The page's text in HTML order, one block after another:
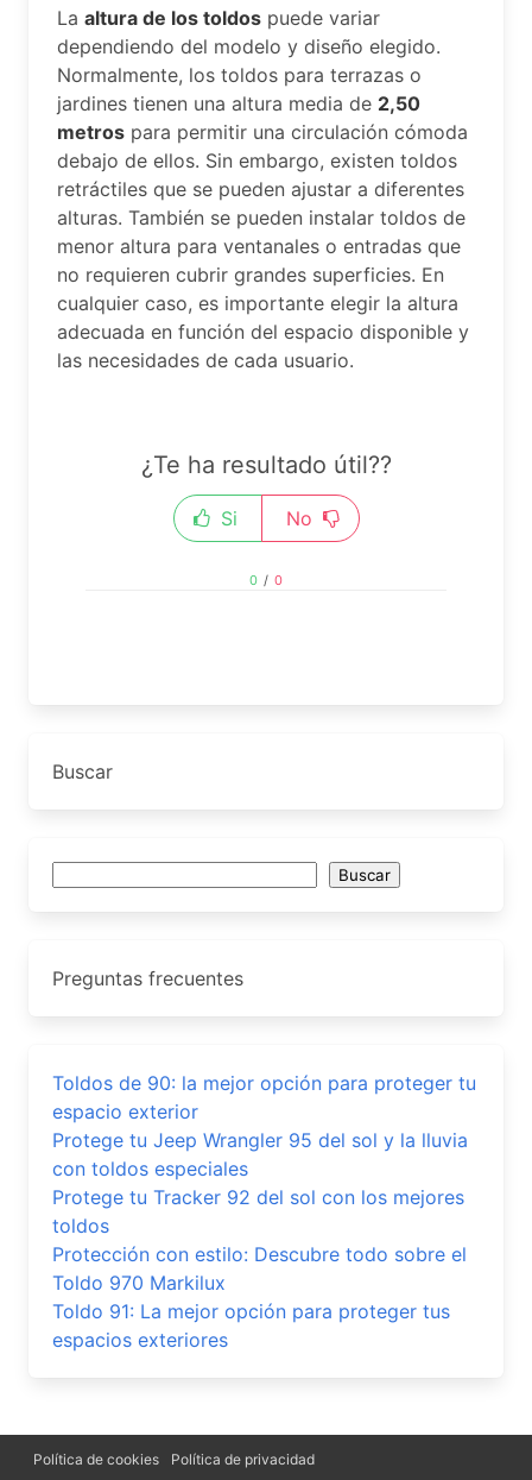
La altura de los toldos puede variar
dependiendo del modelo y diseño elegido.
Normalmente, los toldos para terrazas o
jardines tienen una altura media de 2,50
metros para permitir una circulación cómoda
debajo de ellos. Sin embargo, existen toldos
retráctiles que se pueden ajustar a diferentes
alturas. También se pueden instalar toldos de
menor altura para ventanales o entradas que
no requieren cubrir grandes superficies. En
cualquier caso, es importante elegir la altura
adecuada en función del espacio disponible y
las necesidades de cada usuario.
¿Te ha resultado útil??
Si No
0 / 0
Buscar
Buscar
Preguntas frecuentes
Toldos de 90: la mejor opción para proteger tu
espacio exterior
Protege tu Jeep Wrangler 95 del sol y la lluvia
con toldos especiales
Protege tu Tracker 92 del sol con los mejores
toldos
Protección con estilo: Descubre todo sobre el
Toldo 970 Markilux
Toldo 91: La mejor opción para proteger tus
espacios exteriores
Política de cookies Política de privacidad